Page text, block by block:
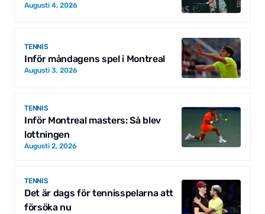
Augusti 4, 2026
TENNIS
Inför måndagens spel i Montreal
Augusti 3, 2026
TENNIS
Inför Montreal masters: Så blev
lottningen
Augusti 2, 2026
TENNIS
Det är dags för tennisspelarna att
försöka nu